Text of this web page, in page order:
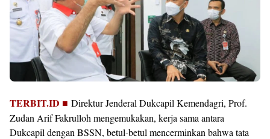
TERBIT.ID ■ Direktur Jenderal Dukcapil Kemendagri, Prof.
Zudan Arif Fakrulloh mengemukakan, kerja sama antara
Dukcapil dengan BSSN, betul-betul mencerminkan bahwa tata